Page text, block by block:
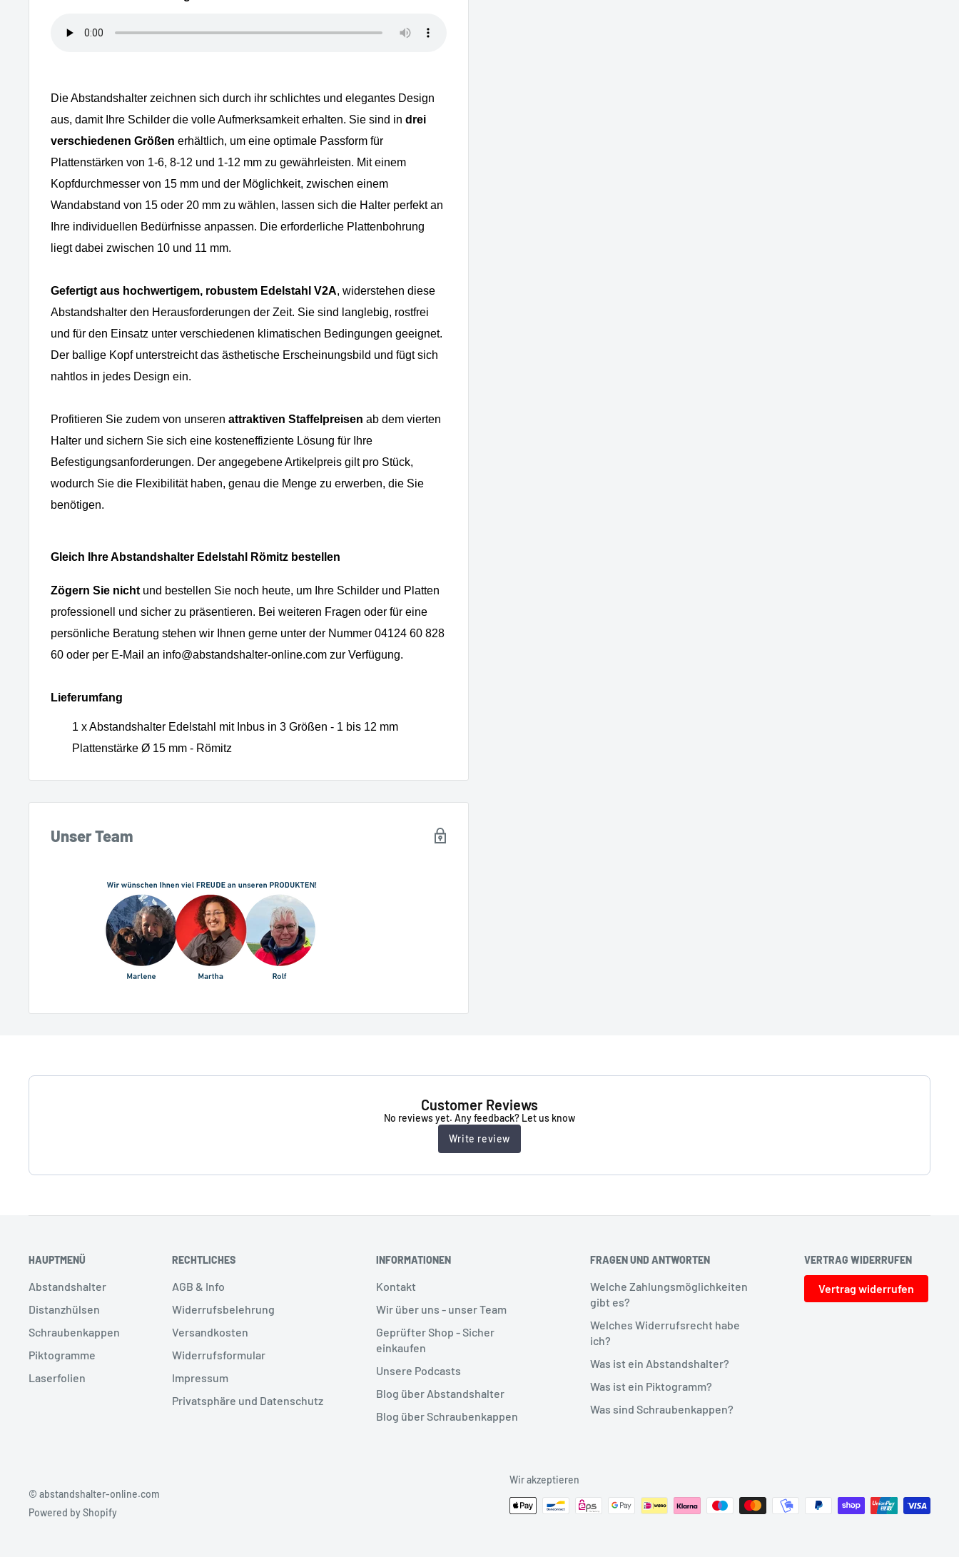
Die Abstandshalter zeichnen sich durch ihr schlichtes und elegantes Design
aus, damit Ihre Schilder die volle Aufmerksamkeit erhalten. Sie sind in drei
verschiedenen Größen erhältlich, um eine optimale Passform für
Plattenstärken von 1-6, 8-12 und 1-12 mm zu gewährleisten. Mit einem
Kopfdurchmesser von 15 mm und der Möglichkeit, zwischen einem
Wandabstand von 15 oder 20 mm zu wählen, lassen sich die Halter perfekt an
Ihre individuellen Bedürfnisse anpassen. Die erforderliche Plattenbohrung
liegt dabei zwischen 10 und 11 mm.
Gefertigt aus hochwertigem, robustem Edelstahl V2A, widerstehen diese
Abstandshalter den Herausforderungen der Zeit. Sie sind langlebig, rostfrei
und für den Einsatz unter verschiedenen klimatischen Bedingungen geeignet.
Der ballige Kopf unterstreicht das ästhetische Erscheinungsbild und fügt sich
nahtlos in jedes Design ein.
Profitieren Sie zudem von unseren attraktiven Staffelpreisen ab dem vierten
Halter und sichern Sie sich eine kosteneffiziente Lösung für Ihre
Befestigungsanforderungen. Der angegebene Artikelpreis gilt pro Stück,
wodurch Sie die Flexibilität haben, genau die Menge zu erwerben, die Sie
benötigen.
Gleich Ihre Abstandshalter Edelstahl Römitz bestellen
Zögern Sie nicht und bestellen Sie noch heute, um Ihre Schilder und Platten
professionell und sicher zu präsentieren. Bei weiteren Fragen oder für eine
persönliche Beratung stehen wir Ihnen gerne unter der Nummer 04124 60 828
60 oder per E-Mail an info@abstandshalter-online.com zur Verfügung.
Lieferumfang
1 x Abstandshalter Edelstahl mit Inbus in 3 Größen - 1 bis 12 mm
Plattenstärke Ø 15 mm - Römitz
Unser Team
Customer Reviews
No reviews yet. Any feedback? Let us know
Write review
HAUPTMENÜ
Abstandshalter
Distanzhülsen
Schraubenkappen
Piktogramme
Laserfolien
RECHTLICHES
AGB & Info
Widerrufsbelehrung
Versandkosten
Widerrufsformular
Impressum
Privatsphäre und Datenschutz
INFORMATIONEN
Kontakt
Wir über uns - unser Team
Geprüfter Shop - Sicher
einkaufen
Unsere Podcasts
Blog über Abstandshalter
Blog über Schraubenkappen
FRAGEN UND ANTWORTEN
Welche Zahlungsmöglichkeiten
gibt es?
Welches Widerrufsrecht habe
ich?
Was ist ein Abstandshalter?
Was ist ein Piktogramm?
Was sind Schraubenkappen?
VERTRAG WIDERRUFEN
Vertrag widerrufen
© abstandshalter-online.com
Powered by Shopify
Wir akzeptieren